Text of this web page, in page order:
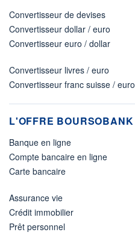
Convertisseur de devises
Convertisseur dollar / euro
Convertisseur euro / dollar
Convertisseur livres / euro
Convertisseur franc suisse / euro
L'OFFRE BOURSOBANK
Banque en ligne
Compte bancaire en ligne
Carte bancaire
Assurance vie
Crédit immobilier
Prêt personnel